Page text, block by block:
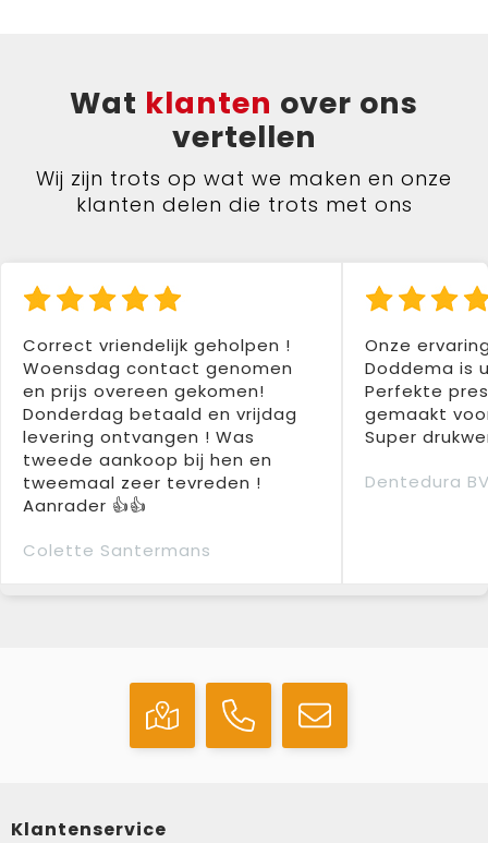
Wat klanten over ons
vertellen
Wij zijn trots op wat we maken en onze
klanten delen die trots met ons
Correct vriendelijk geholpen !
Woensdag contact genomen
en prijs overeen gekomen!
Donderdag betaald en vrijdag
levering ontvangen ! Was
tweede aankoop bij hen en
tweemaal zeer tevreden !
Aanrader 👍👍
Colette Santermans
Onze
Doddema is
Perfekte
gemaakt
Super
Dentedura
Klantenservice